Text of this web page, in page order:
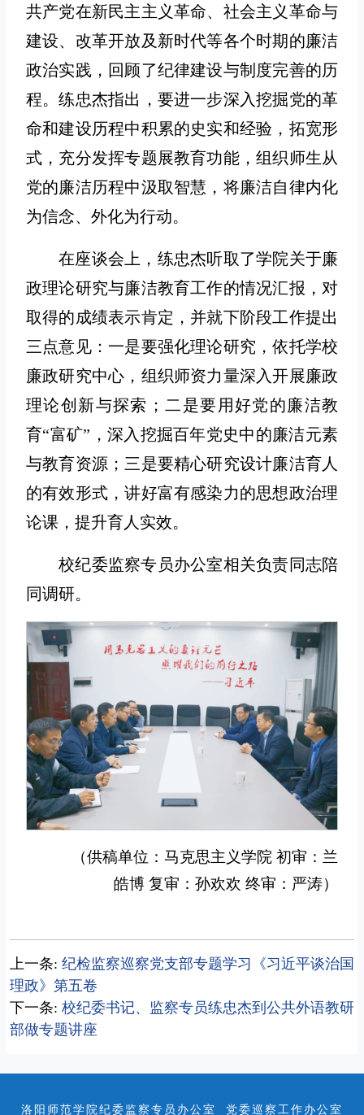
共产党在新民主主义革命、社会主义革命与
建设、改革开放及新时代等各个时期的廉洁
政治实践，回顾了纪律建设与制度完善的历
程。练忠杰指出，要进一步深入挖掘党的革
命和建设历程中积累的史实和经验，拓宽形
式，充分发挥专题展教育功能，组织师生从
党的廉洁历程中汲取智慧，将廉洁自律内化
为信念、外化为行动。
在座谈会上，练忠杰听取了学院关于廉
政理论研究与廉洁教育工作的情况汇报，对
取得的成绩表示肯定，并就下阶段工作提出
三点意见：一是要强化理论研究，依托学校
廉政研究中心，组织师资力量深入开展廉政
理论创新与探索；二是要用好党的廉洁教
育“富矿”，深入挖掘百年党史中的廉洁元素
与教育资源；三是要精心研究设计廉洁育人
的有效形式，讲好富有感染力的思想政治理
论课，提升育人实效。
校纪委监察专员办公室相关负责同志陪
同调研。
（供稿单位：马克思主义学院 初审：兰
皓博 复审：孙欢欢 终审：严涛）
上一条: 纪检监察巡察党支部专题学习《习近平谈治国
理政》第五卷
下一条: 校纪委书记、监察专员练忠杰到公共外语教研
部做专题讲座
洛阳师范学院纪委监察专员办公室 党委巡察工作办公室